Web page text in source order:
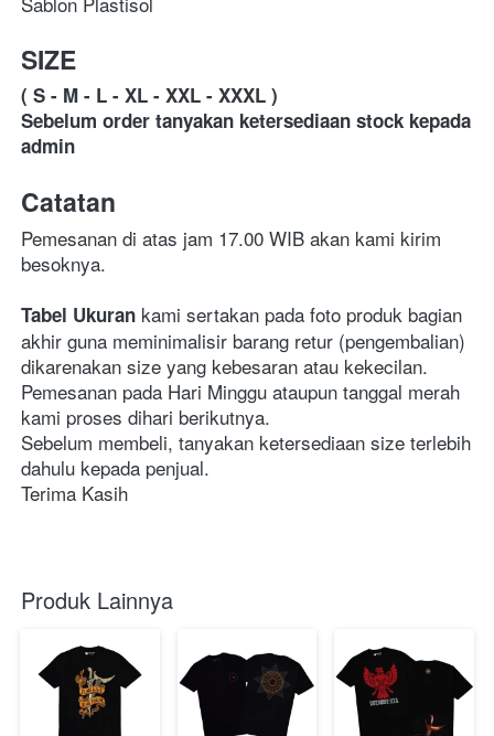
SIZE
( S - M - L - XL - XXL - XXXL )
Sebelum order tanyakan ketersediaan stock kepada
admin
Catatan
Pemesanan di atas jam 17.00 WIB akan kami kirim
besoknya.
Tabel Ukuran kami sertakan pada foto produk bagian
akhir guna meminimalisir barang retur (pengembalian)
dikarenakan size yang kebesaran atau kekecilan.
Pemesanan pada Hari Minggu ataupun tanggal merah
kami proses dihari berikutnya.
Sebelum membeli, tanyakan ketersediaan size terlebih
dahulu kepada penjual.
Terima Kasih
Produk Lainnya